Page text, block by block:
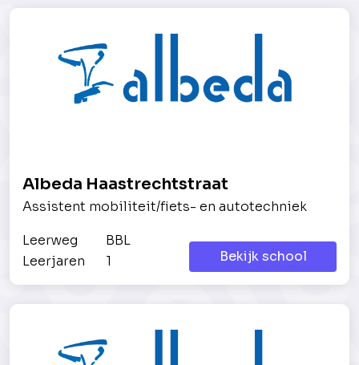
Albeda Haastrechtstraat
Assistent mobiliteit/fiets- en autotechniek
Leerweg
BBL
Leerjaren
1 Bekijk school